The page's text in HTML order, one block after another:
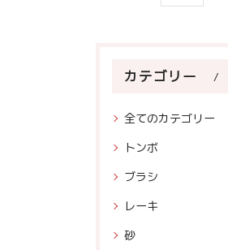
カテゴリー
全てのカテゴリー
トンボ
ブラシ
レーキ
砂